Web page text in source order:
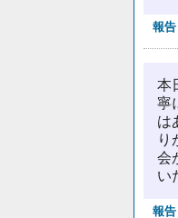
報
本
寧
は
り
会
い
報